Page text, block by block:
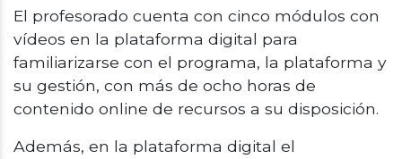
El profesorado cuenta con cinco módulos con
vídeos en la plataforma digital para
familiarizarse con el programa, la plataforma y
su gestión, con más de ocho horas de
contenido online de recursos a su disposición.
Además, en la plataforma digital el